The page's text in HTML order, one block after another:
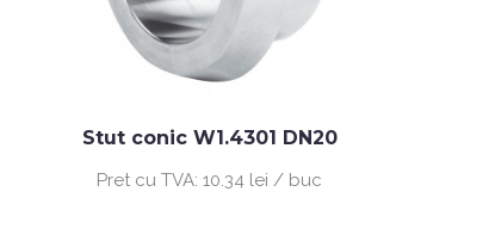
Stut conic W1.4301 DN20
Pret cu TVA: 10.34 lei / buc